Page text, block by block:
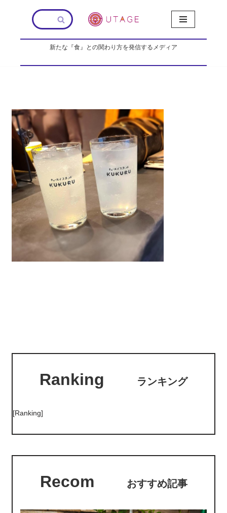
ッ
プ
新たな『食』との関わり方を発信するメディア
Ranking ランキング
[Ranking]
Recom おすすめ記事